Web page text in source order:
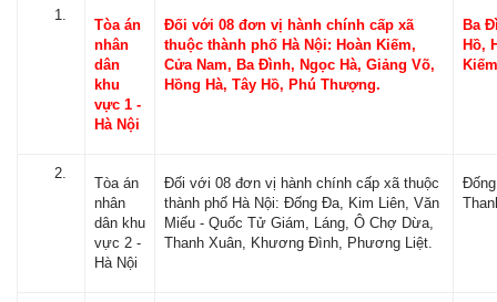
Tòa án
nhân
dân
khu
vực 1 -
Hà Nội
Đối với 08 đơn vị hành chính cấp xã
thuộc thành phố Hà Nội: Hoàn Kiếm,
Cửa Nam, Ba Đình, Ngọc Hà, Giảng Võ,
Hồng Hà, Tây Hồ, Phú Thượng.
Ba
Hồ,
Kiếm
Tòa án
nhân
dân khu
vực 2 -
Hà Nội
Đối với 08 đơn vị hành chính cấp xã thuộc
thành phố Hà Nội: Đống Đa, Kim Liên, Văn
Miếu - Quốc Tử Giám, Láng, Ô Chợ Dừa,
Thanh Xuân, Khương Đình, Phương Liệt.